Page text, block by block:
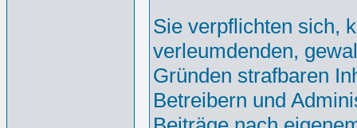
Sie verpflichten sich,
verleumdenden,
Gründen strafbaren
Betreibern und